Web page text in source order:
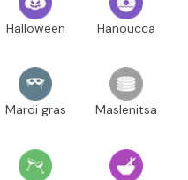
Halloween Hanoucca
Mardi gras Maslenitsa